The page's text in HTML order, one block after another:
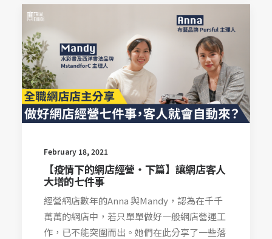
February 18, 2021
【疫情下的網店經營‧下篇】讓網店客人
大增的七件事
經營網店數年的Anna 與Mandy，認為在千千
萬萬的網店中，若只單單做好一般網店營運工
作，已不能突圍而出。她們在此分享了一些落